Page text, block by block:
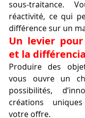
sous-traitance.
réactivité, ce qui
différence sur un
Un levier
et la
Produire des
vous ouvre un
possibilités,
créations
votre offre.